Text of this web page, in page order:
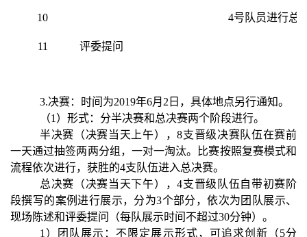
10 4号队员进行总
11 评委提问
3.决赛：时间为2019年6月2日，具体地点另行通知。
（1）形式：分半决赛和总决赛两个阶段进行。
半决赛（决赛当天上午），8支晋级决赛队伍在赛前
一天通过抽签两两分组，一对一淘汰。比赛按照复赛模式和
流程依次进行，获胜的4支队伍进入总决赛。
总决赛（决赛当天下午），4支晋级队伍自带初赛阶
段撰写的案例进行展示，分为3个部分，依次为团队展示、
现场陈述和评委提问（每队展示时间不超过30分钟）。
1）团队展示：不限定展示形式，可追求创新（5分